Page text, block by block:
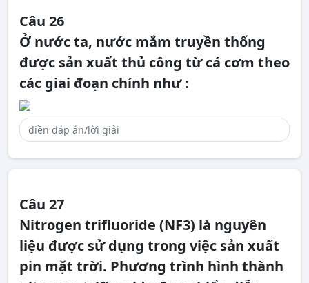
Câu 26
Ở nước ta, nước mắm truyền thống
được sản xuất thủ công từ cá cơm theo
các giai đoạn chính như :
Câu 27
Nitrogen trifluoride (NF3) là nguyên
liệu được sử dụng trong việc sản xuất
pin mặt trời. Phương trình hình thành